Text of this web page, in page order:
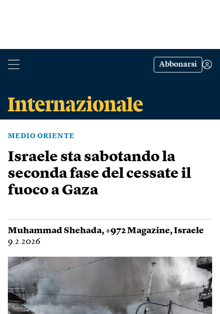
Abbonarsi
MEDIO ORIENTE
Israele sta sabotando la
seconda fase del cessate il
fuoco a Gaza
Muhammad Shehada,+972 Magazine,Israele
9.2.2026